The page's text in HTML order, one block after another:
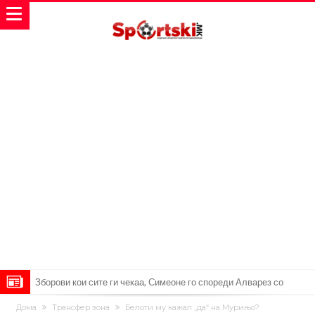
Зборови кои сите ги чекаа, Симеоне го спореди Алварез со
Гризман
Реал Мадрид ја прекинува потрагата по нов играч за врска
Дома Трансфер зона Белоти му кажал „да“ на Мурињо?